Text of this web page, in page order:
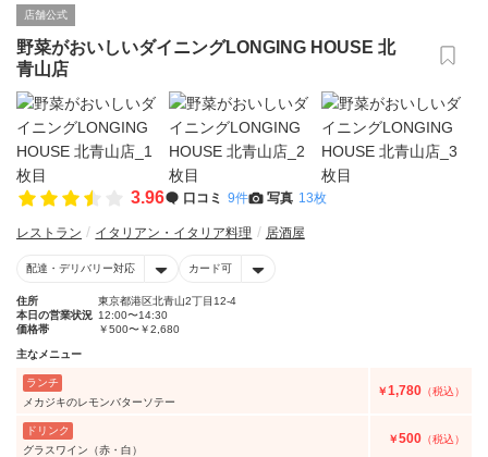
店舗公式
野菜がおいしいダイニングLONGING HOUSE 北
青山店
3.96 口コミ 9件 写真 13枚
レストラン イタリアン・イタリア料理 居酒屋
配達・デリバリー対応 カード可
住所
東京都港区北青山2丁目12-4
本日の営業状況 12:00〜14:30
価格帯
￥500〜￥2,680
主なメニュー
ランチ
メカジキのレモンバターソテー
￥1,780 （税込）
ドリンク
グラスワイン（赤・白）
￥500 （税込）